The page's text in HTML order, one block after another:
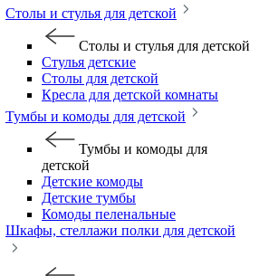
Столы и стулья для детской
Столы и стулья для детской
Стулья детские
Столы для детской
Кресла для детской комнаты
Тумбы и комоды для детской
Тумбы и комоды для
детской
Детские комоды
Детские тумбы
Комоды пеленальные
Шкафы, стеллажи полки для детской